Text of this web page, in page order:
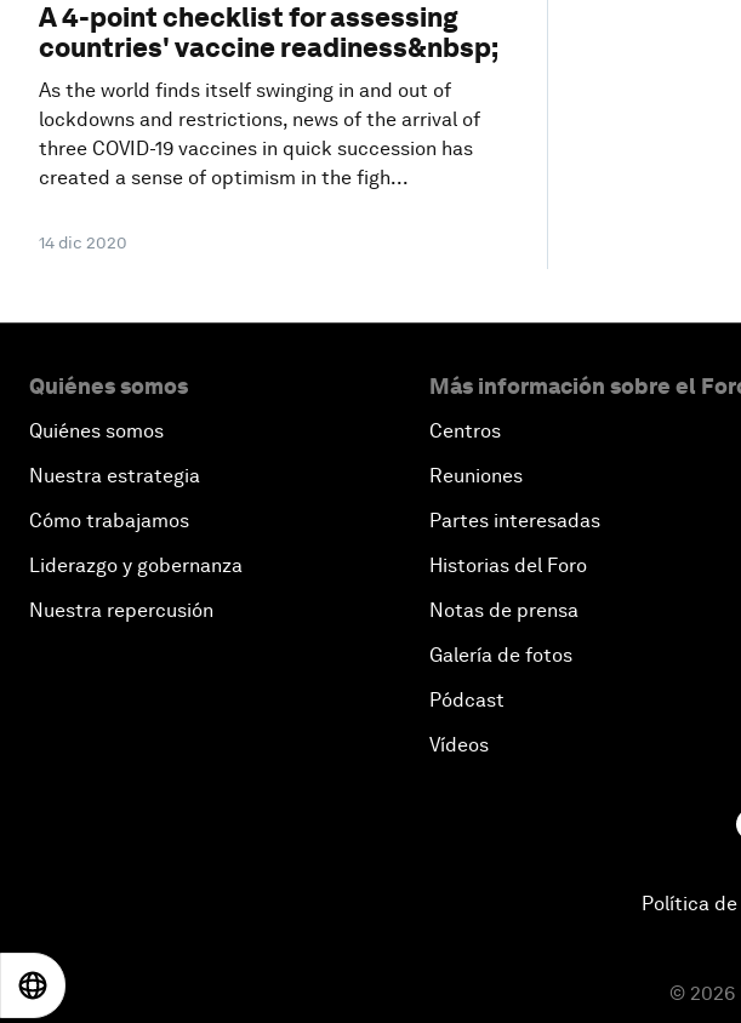
A 4-point checklist for assessing
countries' vaccine readiness&nbsp;
As the world finds itself swinging in and out of
lockdowns and restrictions, news of the arrival of
three COVID-19 vaccines in quick succession has
created a sense of optimism in the figh...
14 dic 2020
Quiénes somos
Quiénes somos
Nuestra estrategia
Cómo trabajamos
Liderazgo y gobernanza
Nuestra repercusión
Más información sobre el
Centros
Reuniones
Partes interesadas
Historias del Foro
Notas de prensa
Galería de fotos
Pódcast
Vídeos
Política
© 2026